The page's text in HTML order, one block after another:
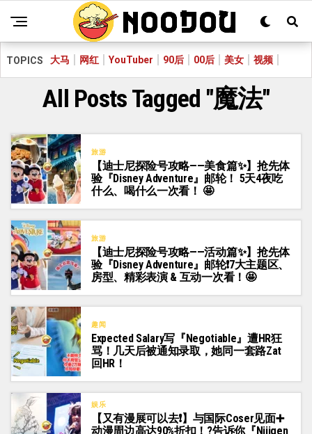
TOPICS 大马 网红 YouTuber 90后 00后 美女 视频
All Posts Tagged "魔法"
旅游
【迪士尼探险号攻略——美食篇✨】抢先体
验『Disney Adventure』邮轮！ 5天4夜吃
什么、喝什么一次看！ 🤩
旅游
【迪士尼探险号攻略——活动篇✨】抢先体
验『Disney Adventure』邮轮❗7大主题区、
房型、精彩表演 & 互动一次看！🤩
趣闻
Expected Salary写『Negotiable』遭HR狂
骂！几天后被通知录取，她同一套路Zat
回HR！
娱乐
【又有漫展可以去❗】与国际Coser见面➕
动漫周边高达90%折扣！?告诉你『Nijigen